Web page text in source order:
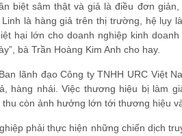
biệt sâm thật và giả là điều đơn
là hàng giả trên thị trường, hệ lụy
hại lớn cho doanh nghiệp kinh
bà Trần Hoàng Kim Anh cho hay.
lãnh đạo Công ty TNHH URC Việt
hàng nhái. Việc thương hiệu bị làm
còn ảnh hưởng lớn tới thương hiệu
phải thực hiện những chiến dịch